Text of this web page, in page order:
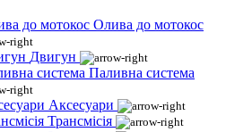
Олива до мотокос
Двигун
Паливна система
Аксесуари
Трансмісія